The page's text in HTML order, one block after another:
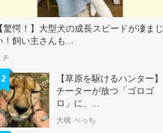
【驚愕！】大型犬の成長スピードが凄まじ
！飼い主さんも...
チ
2
【草原を駆けるハンター】
チーターが放つ「ゴロゴ
ロ」に、...
大橋 ぺっち